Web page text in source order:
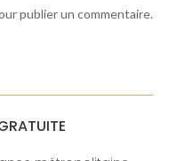
publier un commentaire.